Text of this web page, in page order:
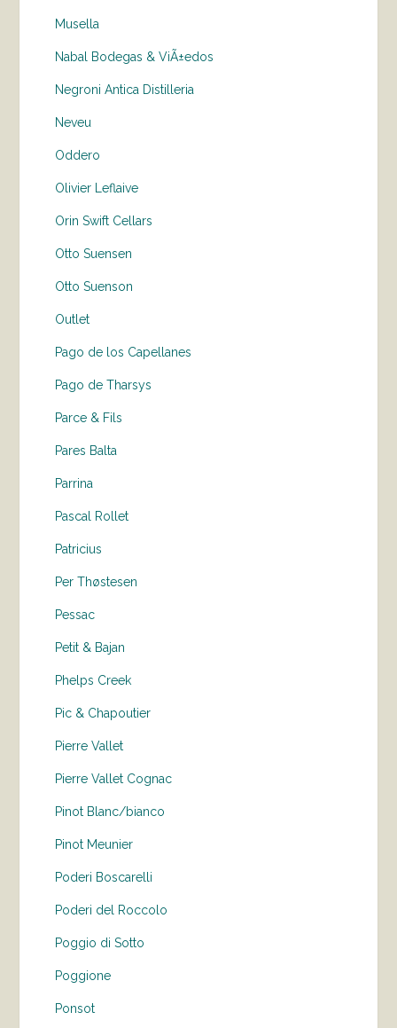
Musella
Nabal Bodegas & ViÃ±edos
Negroni Antica Distilleria
Neveu
Oddero
Olivier Leflaive
Orin Swift Cellars
Otto Suensen
Otto Suenson
Outlet
Pago de los Capellanes
Pago de Tharsys
Parce & Fils
Pares Balta
Parrina
Pascal Rollet
Patricius
Per Thøstesen
Pessac
Petit & Bajan
Phelps Creek
Pic & Chapoutier
Pierre Vallet
Pierre Vallet Cognac
Pinot Blanc/bianco
Pinot Meunier
Poderi Boscarelli
Poderi del Roccolo
Poggio di Sotto
Poggione
Ponsot